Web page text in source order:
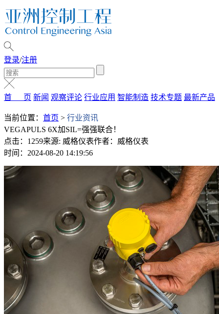
登录/注册
首 页 新闻 观察评论 行业应用 智能制造 技术专题 最新产品
当前位置： 首页 > 行业资讯
VEGAPULS 6X加SIL=强强联合！
点击：1259来源: 威格仪表作者：威格仪表
时间：2024-08-20 14:19:56